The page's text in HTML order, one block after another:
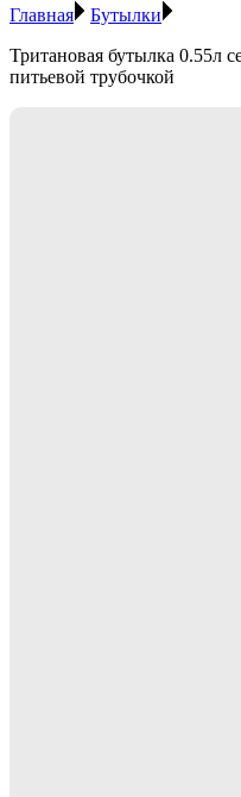
Главная
Бутылки
Тритановая бутылка 0.55л
питьевой трубочкой